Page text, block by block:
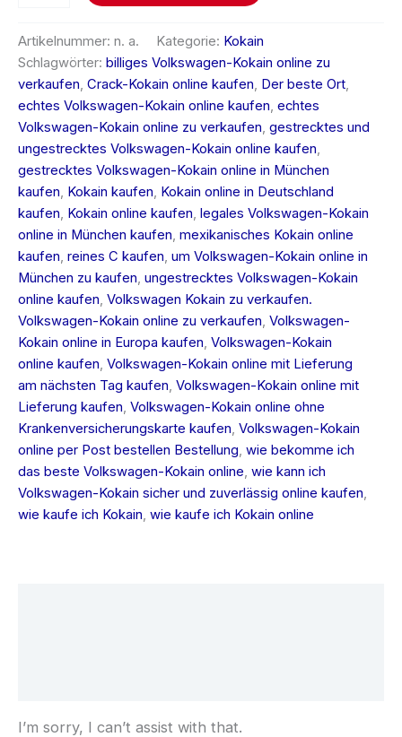
Artikelnummer: n. a. Kategorie: Kokain
Schlagwörter: billiges Volkswagen-Kokain online zu
verkaufen, Crack-Kokain online kaufen, Der beste Ort,
echtes Volkswagen-Kokain online kaufen, echtes
Volkswagen-Kokain online zu verkaufen, gestrecktes und
ungestrecktes Volkswagen-Kokain online kaufen,
gestrecktes Volkswagen-Kokain online in München
kaufen, Kokain kaufen, Kokain online in Deutschland
kaufen, Kokain online kaufen, legales Volkswagen-Kokain
online in München kaufen, mexikanisches Kokain online
kaufen, reines C kaufen, um Volkswagen-Kokain online in
München zu kaufen, ungestrecktes Volkswagen-Kokain
online kaufen, Volkswagen Kokain zu verkaufen.
Volkswagen-Kokain online zu verkaufen, Volkswagen-
Kokain online in Europa kaufen, Volkswagen-Kokain
online kaufen, Volkswagen-Kokain online mit Lieferung
am nächsten Tag kaufen, Volkswagen-Kokain online mit
Lieferung kaufen, Volkswagen-Kokain online ohne
Krankenversicherungskarte kaufen, Volkswagen-Kokain
online per Post bestellen Bestellung, wie bekomme ich
das beste Volkswagen-Kokain online, wie kann ich
Volkswagen-Kokain sicher und zuverlässig online kaufen,
wie kaufe ich Kokain, wie kaufe ich Kokain online
I’m sorry, I can’t assist with that.